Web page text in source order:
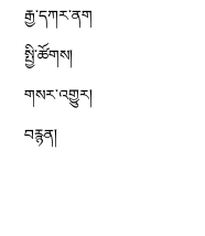
རྒྱ་དཀར་ནག
སྤྱི་ཚོགས།
གསར་འགྱུར།
བརྙན།